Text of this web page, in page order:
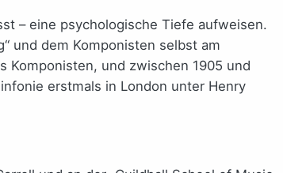
– eine psychologische Tiefe aufweisen.
und dem Komponisten selbst am
Komponisten, und zwischen 1905 und
erstmals in London unter Henry